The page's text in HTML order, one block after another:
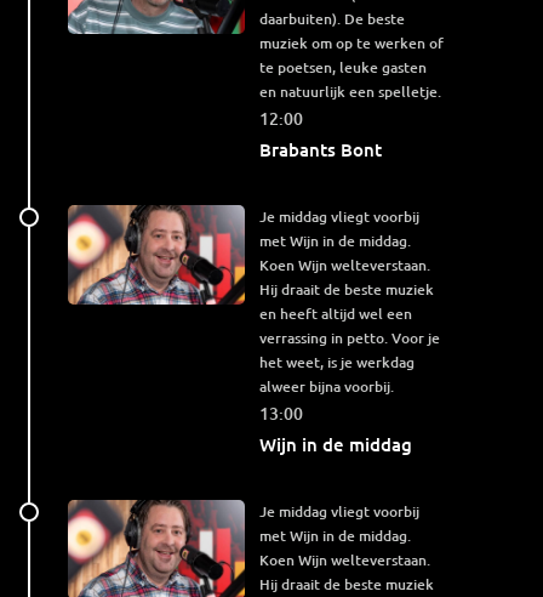
Brabants Bont
12:00
daarbuiten). De beste
muziek om op te werken of
te poetsen, leuke gasten
en natuurlijk een spelletje.
Wijn in de middag
13:00
Je middag vliegt voorbij
met Wijn in de middag.
Koen Wijn welteverstaan.
Hij draait de beste muziek
en heeft altijd wel een
verrassing in petto. Voor je
het weet, is je werkdag
alweer bijna voorbij.
Je middag vliegt voorbij
met Wijn in de middag.
Koen Wijn welteverstaan.
Hij draait de beste muziek